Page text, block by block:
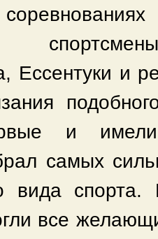
Ессентуки и
и
самых
вида
все